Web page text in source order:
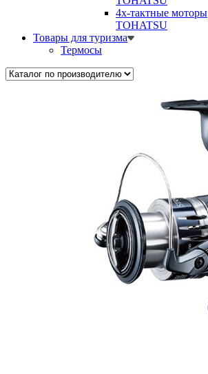
4х-тактные моторы
TOHATSU
Товары для туризма
Термосы